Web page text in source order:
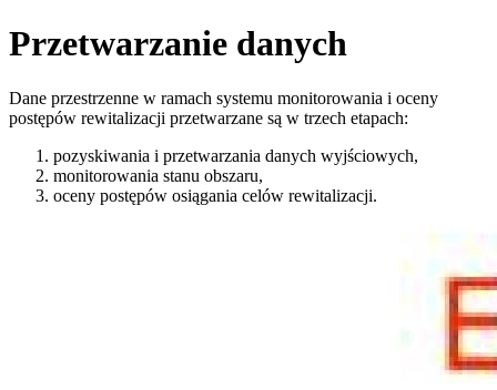
Przetwarzanie danych
Dane przestrzenne w ramach systemu monitorowania i oceny
postępów rewitalizacji przetwarzane są w trzech etapach:
pozyskiwania i przetwarzania danych wyjściowych,
monitorowania stanu obszaru,
oceny postępów osiągania celów rewitalizacji.